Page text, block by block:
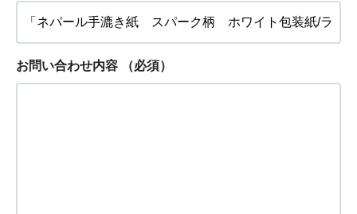
お問い合わせ内容 （必須）